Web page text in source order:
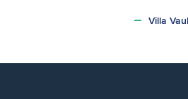
Villa